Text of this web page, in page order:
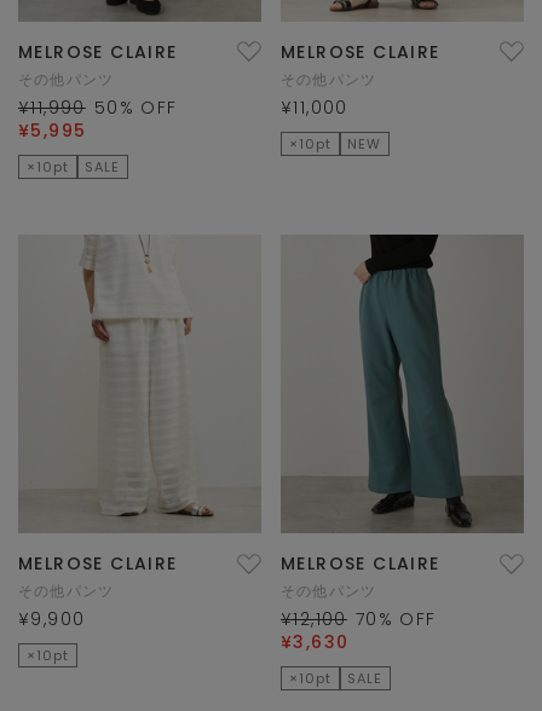
MELROSE CLAIRE
その他パンツ
¥11,990 50 % OFF
¥5,995
×10pt SALE
MELROSE CLAIRE
その他パンツ
¥11,000
×10pt NEW
MELROSE CLAIRE
その他パンツ
¥9,900
×10pt
MELROSE CLAIRE
その他パンツ
¥12,100 70 % OFF
¥3,630
×10pt SALE